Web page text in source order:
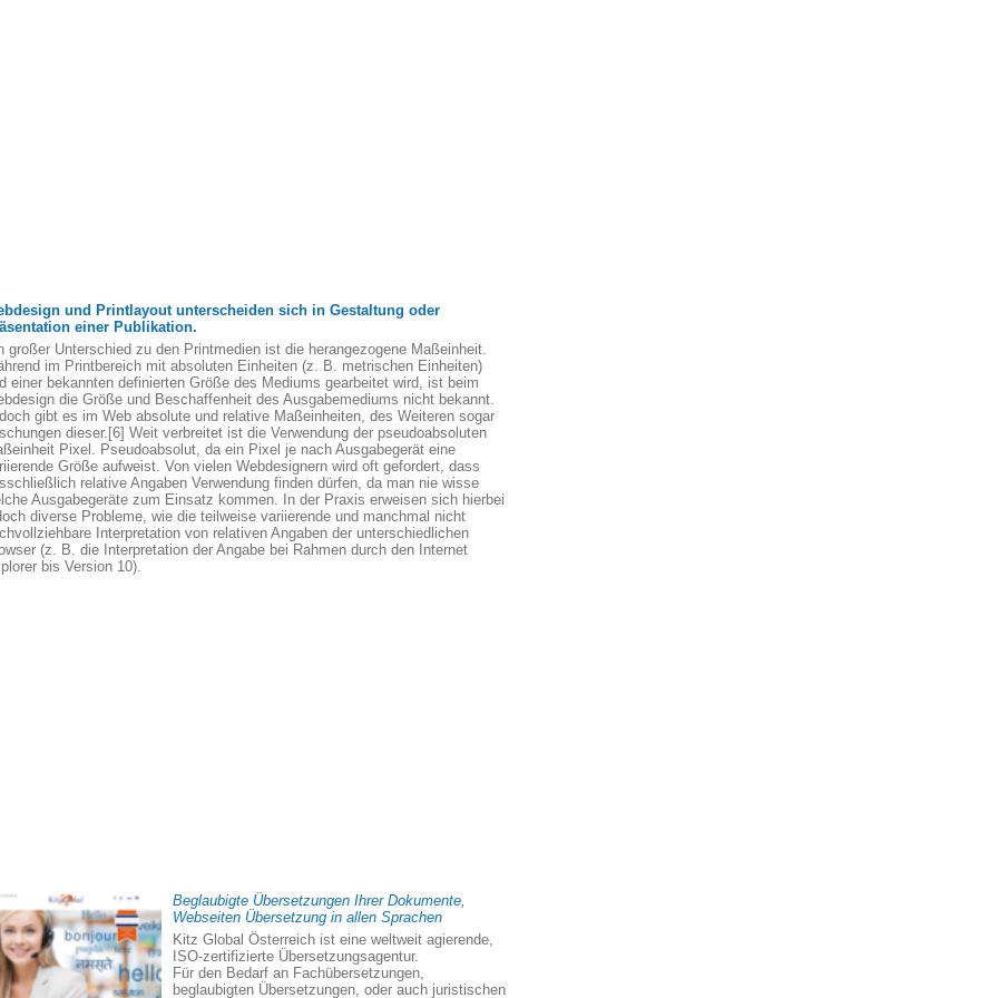
und Printlayout unterscheiden sich in Gestaltung oder
einer Publikation.
großer Unterschied zu den Printmedien ist die herangezogene Maßeinheit.
im Printbereich mit absoluten Einheiten (z. B. metrischen Einheiten)
einer bekannten definierten Größe des Mediums gearbeitet wird, ist beim
die Größe und Beschaffenheit des Ausgabemediums nicht bekannt.
gibt es im Web absolute und relative Maßeinheiten, des Weiteren sogar
dieser.[6] Weit verbreitet ist die Verwendung der pseudoabsoluten
Pixel. Pseudoabsolut, da ein Pixel je nach Ausgabegerät eine
Größe aufweist. Von vielen Webdesignern wird oft gefordert, dass
relative Angaben Verwendung finden dürfen, da man nie wisse
Ausgabegeräte zum Einsatz kommen. In der Praxis erweisen sich hierbei
diverse Probleme, wie die teilweise variierende und manchmal nicht
Interpretation von relativen Angaben der unterschiedlichen
(z. B. die Interpretation der Angabe bei Rahmen durch den Internet
bis Version 10).
Beglaubigte Übersetzungen Ihrer Dokumente,
Webseiten Übersetzung in allen Sprachen
Kitz Global Österreich ist eine weltweit agierende,
ISO-zertifizierte Übersetzungsagentur.
Für den Bedarf an Fachübersetzungen,
beglaubigten Übersetzungen, oder auch juristischen